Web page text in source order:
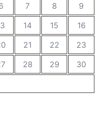
7 8
9
14 15
16
21 22
23
28 29
30